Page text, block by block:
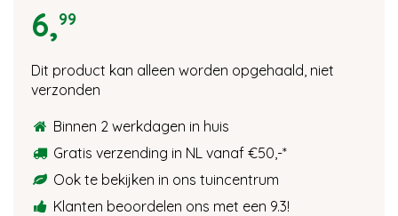
6,99
Dit product kan alleen worden opgehaald, niet
verzonden
Binnen 2 werkdagen in huis
Gratis verzending in NL vanaf €50,-*
Ook te bekijken in ons tuincentrum
Klanten beoordelen ons met een 9.3!